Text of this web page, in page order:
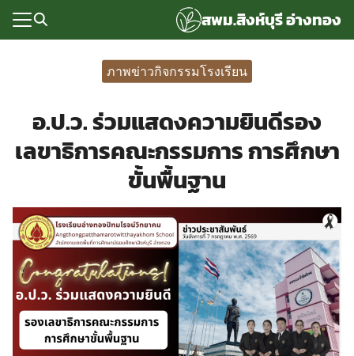
Skip
สพม.สิงห์บุรี อ่างทอง
นฐาน
ด์กลุ่มงาน
ะบบ
ภาพข่าวกิจกรรมโรงเรียน
อ.ป.ว. ร่วมแสดงความยินดีรอง
เลขาธิการคณะกรรมการ การศึกษา
ขั้นพื้นฐาน